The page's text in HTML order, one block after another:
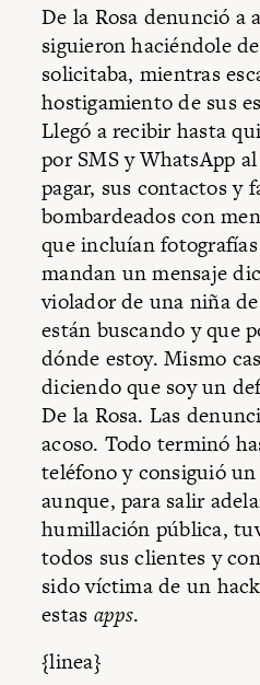
De la Rosa denunció a
siguieron haciéndole
solicitaba, mientras
hostigamiento de sus
Llegó a recibir hasta
por SMS y WhatsApp
pagar, sus contactos y
bombardeados con
que incluían
mandan un mensaje
violador de una niña
están buscando y que
dónde estoy. Mismo
diciendo que soy un
De la Rosa. Las
acoso. Todo terminó
teléfono y consiguió
aunque, para salir
humillación pública,
todos sus clientes y
sido víctima de un
estas apps.
{linea}